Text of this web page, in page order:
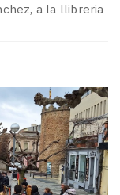
a la llibreria